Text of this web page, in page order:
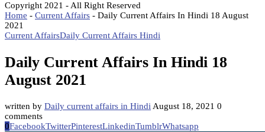
Copyright 2021 - All Right Reserved
Home - Current Affairs - Daily Current Affairs In Hindi 18 August
2021
Current AffairsDaily Current Affairs Hindi
Daily Current Affairs In Hindi 18
August 2021
written by Daily current affairs in Hindi August 18, 2021 0
comments
0FacebookTwitterPinterestLinkedinTumblrWhatsapp